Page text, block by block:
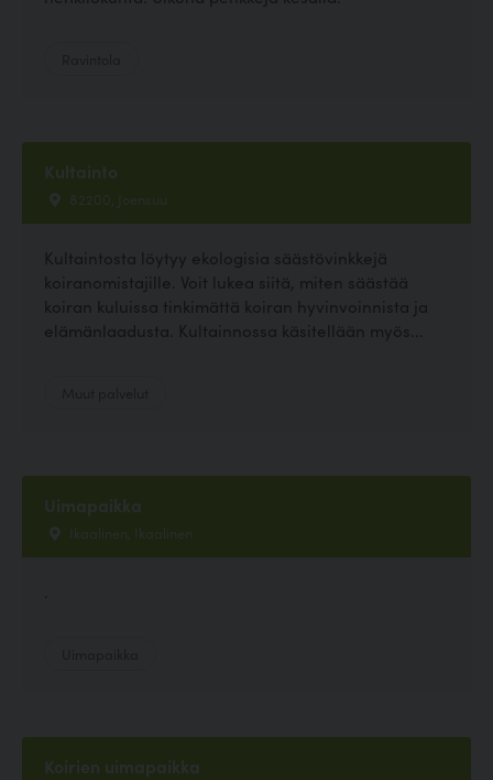
Kultainto
82200, Joensuu
Kultaintosta löytyy ekologisia säästövinkkejä
koiranomistajille. Voit lukea siitä, miten säästää
koiran kuluissa tinkimättä koiran hyvinvoinnista ja
elämänlaadusta. Kultainnossa käsitellään myös...
Uimapaikka
Ikaalinen, Ikaalinen
Koirien uimapaikka